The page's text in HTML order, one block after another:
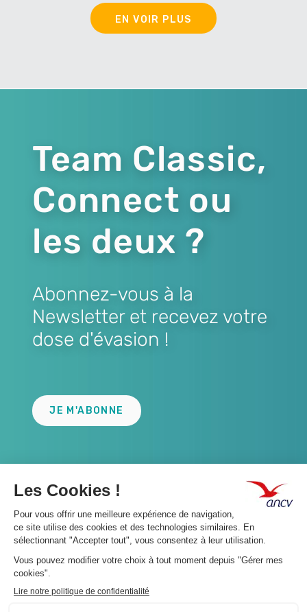
EN VOIR PLUS
Team Classic,
Connect ou
les deux ?
Abonnez-vous à la
Newsletter et recevez votre
dose d'évasion !
JE M'ABONNE
A propos 👇